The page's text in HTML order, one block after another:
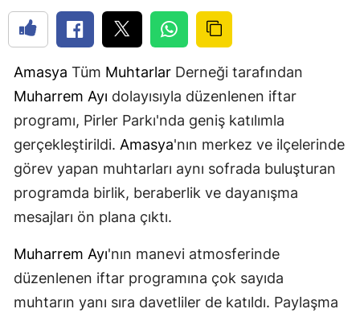
Amasya Tüm Muhtarlar Derneği tarafından
Muharrem Ayı dolayısıyla düzenlenen iftar
programı, Pirler Parkı'nda geniş katılımla
gerçekleştirildi. Amasya'nın merkez ve ilçelerinde
görev yapan muhtarları aynı sofrada buluşturan
programda birlik, beraberlik ve dayanışma
mesajları ön plana çıktı.
Muharrem Ayı'nın manevi atmosferinde
düzenlenen iftar programına çok sayıda
muhtarın yanı sıra davetliler de katıldı. Paylaşma